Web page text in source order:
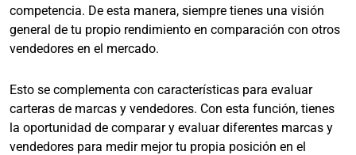
competencia. De esta manera, siempre tienes una visión
general de tu propio rendimiento en comparación con otros
vendedores en el mercado.
Esto se complementa con características para evaluar
carteras de marcas y vendedores. Con esta función, tienes
la oportunidad de comparar y evaluar diferentes marcas y
vendedores para medir mejor tu propia posición en el